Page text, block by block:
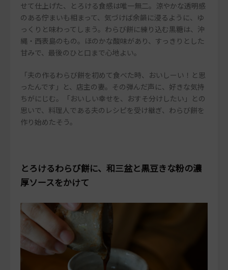
せて仕上げた、とろける食感は唯一無二。涼やかな透明感
のある佇まいも相まって、気づけば余韻に浸るように、ゆ
っくりと味わってしまう。わらび餅に練り込む黒糖は、沖
縄・西表島のもの。ほのかな酸味があり、すっきりとした
甘みで、最後のひと口まで心地よい。
「夫の作るわらび餅を初めて食べた時、おいしーい！と思
ったんです」と、店主の妻。その弾んだ声に、好きな気持
ちがにじむ。「おいしい幸せを、おすそ分けしたい」との
思いで、料理人である夫のレシピを受け継ぎ、わらび餅を
作り始めたそう。
とろけるわらび餅に、和三盆と黒豆きな粉の濃
厚ソースをかけて